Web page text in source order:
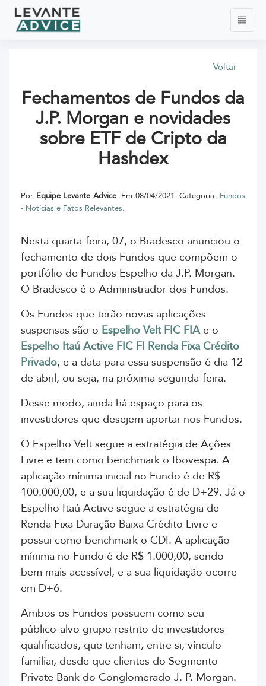
Voltar
Fechamentos de Fundos da
J.P. Morgan e novidades
sobre ETF de Cripto da
Hashdex
Por Equipe Levante Advice. Em 08/04/2021. Categoria: Fundos
- Notícias e Fatos Relevantes.
Nesta quarta-feira, 07, o Bradesco anunciou o
fechamento de dois Fundos que compõem o
portfólio de Fundos Espelho da J.P. Morgan.
O Bradesco é o Administrador dos Fundos.
Os Fundos que terão novas aplicações
suspensas são o Espelho Velt FIC FIAe o
Espelho Itaú Active FIC FI Renda Fixa Crédito
Privado, e a data para essa suspensão é dia 12
de abril, ou seja, na próxima segunda-feira.
Desse modo, ainda há espaço para os
investidores que desejem aportar nos Fundos.
O Espelho Velt segue a estratégia de Ações
Livre e tem como benchmark o Ibovespa. A
aplicação mínima inicial no Fundo é de R$
100.000,00, e a sua liquidação é de D+29. Já o
Espelho Itaú Active segue a estratégia de
Renda Fixa Duração Baixa Crédito Livre e
possui como benchmark o CDI. A aplicação
mínima no Fundo é de R$ 1.000,00, sendo
bem mais acessível, e a sua liquidação ocorre
em D+6.
Ambos os Fundos possuem como seu
público-alvo grupo restrito de investidores
qualificados, que tenham, entre si, vínculo
familiar, desde que clientes do Segmento
Private Bank do Conglomerado J. P. Morgan.